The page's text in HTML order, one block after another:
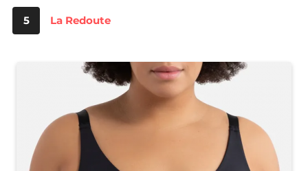
5 La Redoute